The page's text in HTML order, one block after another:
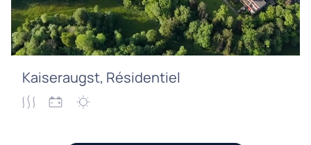
Kaiseraugst, Résidentiel